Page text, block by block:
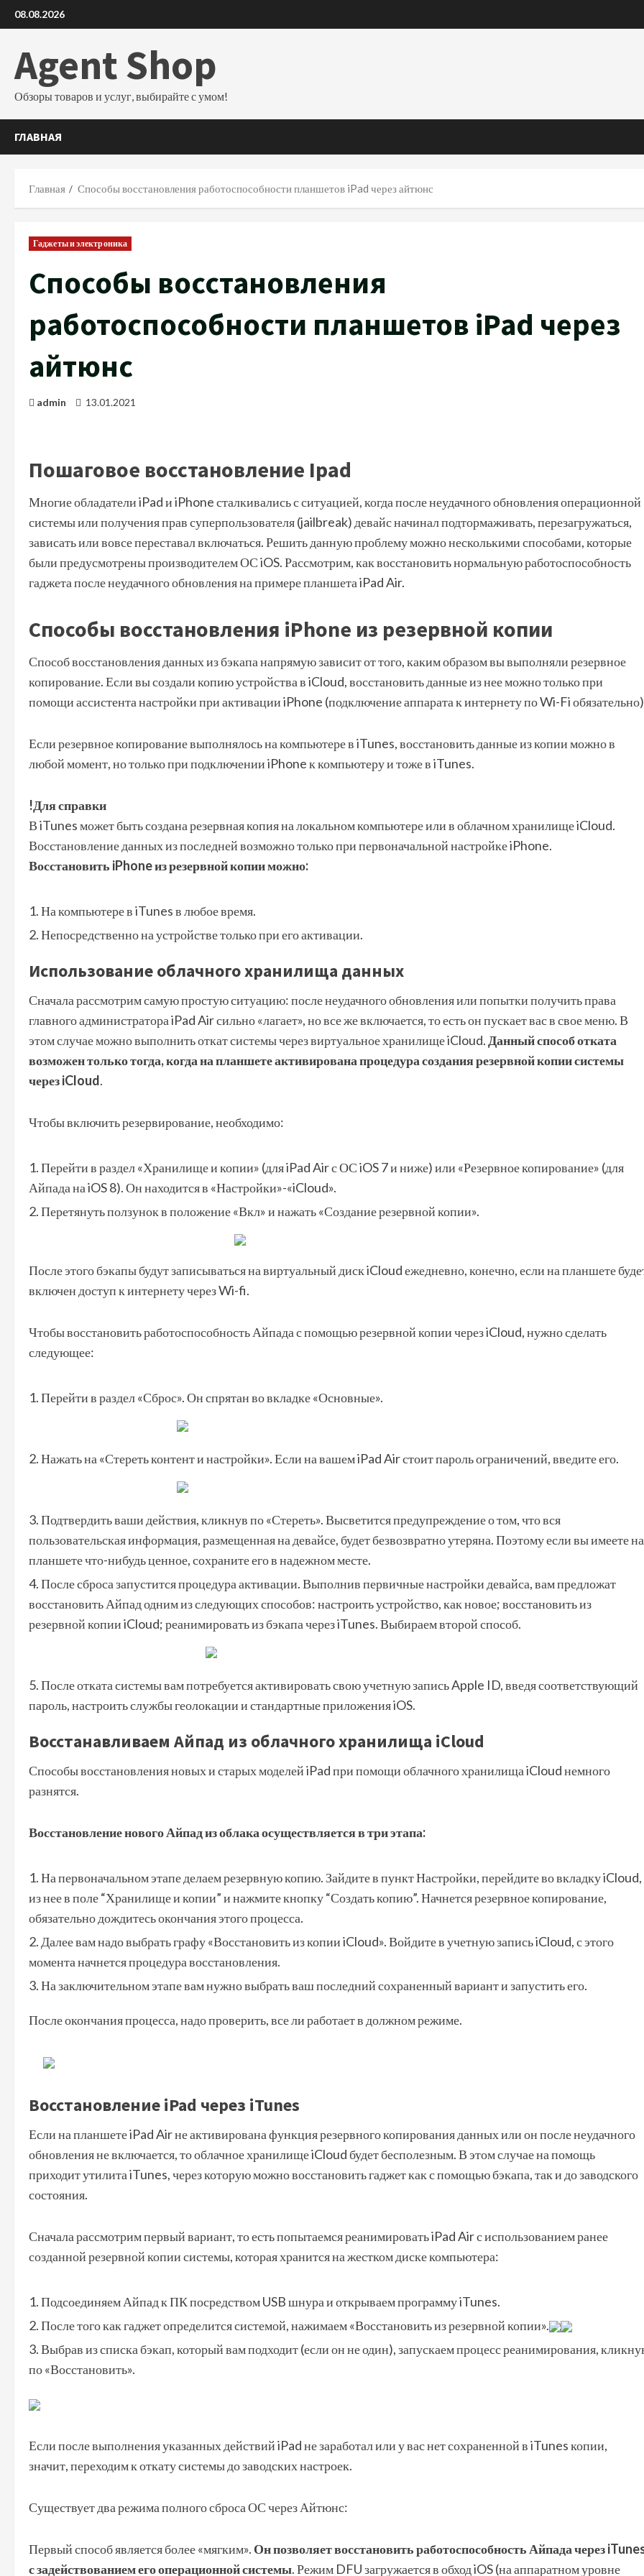
Перейти
к
08.08.2026
Agent Shop
Обзоры товаров и услуг, выбирайте с умом!
ГЛАВНАЯ
Главная Способы восстановления работоспособности планшетов iPad через айтюнс
Гаджеты и электроника
Способы восстановления
работоспособности планшетов iPad через
айтюнс
admin 13.01.2021
Пошаговое восстановление Ipad
Многие обладатели iPad и iPhone сталкивались с ситуацией, когда после неудачного обновления операционной
системы или получения прав суперпользователя (jailbreak) девайс начинал подтормаживать, перезагружаться,
зависать или вовсе переставал включаться. Решить данную проблему можно несколькими способами, которые
были предусмотрены производителем ОС iOS. Рассмотрим, как восстановить нормальную работоспособность
гаджета после неудачного обновления на примере планшета iPad Air.
Способы восстановления iPhone из резервной копии
Способ восстановления данных из бэкапа напрямую зависит от того, каким образом вы выполняли резервное
копирование. Если вы создали копию устройства в iCloud, восстановить данные из нее можно только при
помощи ассистента настройки приактивации iPhone (подключение аппарата к интернету по Wi-Fi
Если резервное копирование выполнялось на компьютере в iTunes, восстановить данные из копии можно в
любой момент, но только приподключении iPhone к компьютеруи тоже в iTunes.
!Для справки
В iTunes может быть создана резервная копия на локальном компьютере или в облачном хранилище iCloud.
Восстановление данных из последней возможно только при первоначальной настройке iPhone.
Восстановить iPhone из резервной копии можно:
На компьютере в iTunes в любое время.
Непосредственно на устройстве только при его активации.
Использование облачного хранилища данных
Сначала рассмотрим самую простую ситуацию: после неудачного обновления или попытки получить права
главного администратора iPad Air сильно «лагает», но все же включается, то есть он пускает вас в свое меню. В
этом случае можно выполнить откат системы через виртуальное хранилище iCloud. Данный способ отката
возможен только тогда, когда на планшете активирована процедура создания резервной копии системы
через iCloud.
Чтобы включить резервирование, необходимо:
Перейти в раздел «Хранилище и копии» (для iPad Air с ОС iOS 7 и ниже) или «Резервное копирование» (для
Айпада на iOS 8). Он находится в «Настройки»-«iCloud».
Перетянуть ползунок в положение «Вкл» и нажать «Создание резервной копии».
После этого бэкапы будут записываться на виртуальный диск iCloud ежедневно, конечно, если на планшете
включен доступ к интернету через Wi-fi.
Чтобы восстановить работоспособность Айпада с помощью резервной копии через iCloud, нужно сделать
следующее:
Перейти в раздел «Сброс». Он спрятан во вкладке «Основные».
Нажать на «Стереть контент и настройки». Если на вашем iPad Air стоит пароль ограничений, введите его.
Подтвердить ваши действия, кликнув по «Стереть». Высветится предупреждение о том, что вся
пользовательская информация, размещенная на девайсе, будет безвозвратно утеряна. Поэтому если вы имеете на
планшете что-нибудь ценное, сохраните его в надежном месте.
После сброса запустится процедура активации. Выполнив первичные настройки девайса, вам предложат
восстановить Айпад одним из следующих способов: настроить устройство, как новое; восстановить из
резервной копии iCloud; реанимировать из бэкапа через iTunes. Выбираем второй способ.
После отката системы вам потребуется активировать свою учетную запись Apple ID, введя соответствующий
пароль, настроить службы геолокации и стандартные приложения iOS.
Восстанавливаем Айпад из облачного хранилища iCloud
Способы восстановления новых и старых моделей iPad при помощи облачного хранилища iCloud немного
разнятся.
Восстановление нового Айпад из облака осуществляется в три этапа:
На первоначальном этапе делаем резервную копию. Зайдите в пункт Настройки, перейдите во вкладку iCloud,
из нее в поле “Хранилище и копии” и нажмите кнопку “Создать копию”. Начнется резервное копирование,
обязательно дождитесь окончания этого процесса.
Далее вам надо выбрать графу «Восстановить из копии iCloud». Войдите в учетную запись iCloud, с этого
момента начнется процедура восстановления.
На заключительном этапе вам нужно выбрать ваш последний сохраненный вариант и запустить его.
После окончания процесса, надо проверить, все ли работает в должном режиме.
Восстановление iPad через iTunes
Если на планшете iPad Air не активирована функция резервного копирования данных или он после неудачного
обновления не включается, то облачное хранилище iCloud будет бесполезным. В этом случае на помощь
приходит утилита iTunes, через которую можно восстановить гаджет как с помощью бэкапа, так и до заводского
состояния.
Сначала рассмотрим первый вариант, то есть попытаемся реанимировать iPad Air с использованием ранее
созданной резервной копии системы, которая хранится на жестком диске компьютера:
Подсоединяем Айпад к ПК посредством USB шнура и открываем программу iTunes.
После того как гаджет определится системой, нажимаем «Восстановить из резервной копии».
Выбрав из списка бэкап, который вам подходит (если он не один), запускаем процесс реанимирования,
по «Восстановить».
Если после выполнения указанных действий iPad не заработал или у вас нет сохраненной в iTunes копии,
значит, переходим к откату системы до заводских настроек.
Существует два режима полного сброса ОС через Айтюнс:
Первый способ является более «мягким». Он позволяет восстановить работоспособность Айпада через
с задействованием его операционной системы. Режим DFU загружается в обход iOS (на аппаратном уровне